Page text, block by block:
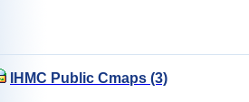
IHMC Public Cmaps (3)